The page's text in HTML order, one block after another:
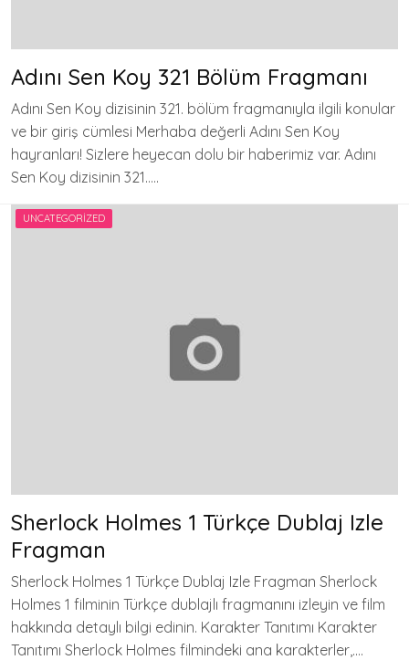
Adını Sen Koy 321 Bölüm Fragmanı
Adını Sen Koy dizisinin 321. bölüm fragmanıyla ilgili konular
ve bir giriş cümlesi Merhaba değerli Adını Sen Koy
hayranları! Sizlere heyecan dolu bir haberimiz var. Adını
Sen Koy dizisinin 321…..
UNCATEGORIZED
Sherlock Holmes 1 Türkçe Dublaj Izle
Fragman
Sherlock Holmes 1 Türkçe Dublaj Izle Fragman Sherlock
Holmes 1 filminin Türkçe dublajlı fragmanını izleyin ve film
hakkında detaylı bilgi edinin. Karakter Tanıtımı Karakter
Tanıtımı Sherlock Holmes filmindeki ana karakterler,….